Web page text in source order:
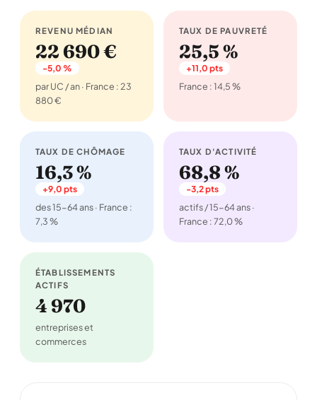
REVENU MÉDIAN
22 690 €
-5,0 %
par UC / an · France : 23
880 €
TAUX DE PAUVRETÉ
25,5 %
+11,0 pts
France : 14,5 %
TAUX DE CHÔMAGE
16,3 %
+9,0 pts
des 15-64 ans · France :
7,3 %
TAUX D'ACTIVITÉ
68,8 %
-3,2 pts
actifs / 15-64 ans ·
France : 72,0 %
ÉTABLISSEMENTS
ACTIFS
4 970
entreprises et
commerces